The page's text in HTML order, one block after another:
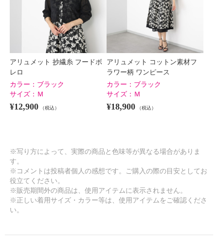
アリュメット 抄繊糸 フードボ
レロ
カラー： ブラック
サイズ： Ｍ
¥12,900 （税込）
アリュメット コットン素材フ
ラワー柄 ワンピース
カラー： ブラック
サイズ： Ｍ
¥18,900 （税込）
※写り方によって、実際の商品と色味等が異なる場合がありま
す。
※コメントは投稿者個人の感想です。ご購入の際の目安としてお
役立てください。
※販売期間外の商品は、使用アイテムに表示されません。
※正しい着用サイズ・カラー等は、使用アイテムをご確認くださ
い。